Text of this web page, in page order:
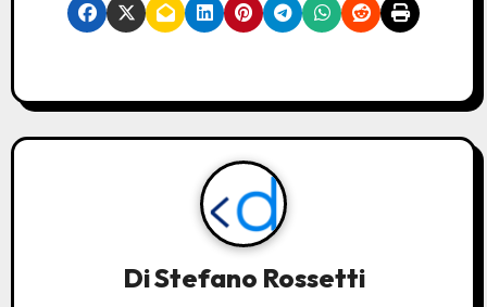
DiStefano Rossetti